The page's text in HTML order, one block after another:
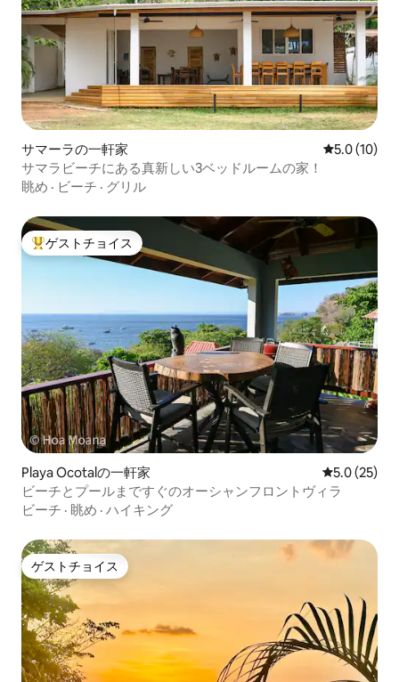
サマーラの一軒家 レビュー10
5.0 (10)
サマラビーチにある真新しい3ベッドルームの家！
眺め · ビーチ · グリル
大好評のゲストチョイスです。
ゲストチョイス
Playa Ocotalの一軒家 レビュー25
5.0 (25)
ビーチとプールまですぐのオーシャンフロントヴィラ
ビーチ · 眺め · ハイキング
ゲストチョイス
ゲストチョイス